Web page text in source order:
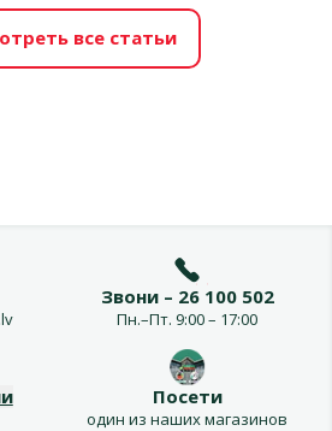
все статьи
Звони – 26 100 502
Пн.–Пт. 9:00 – 17:00
Посети
один из наших магазинов